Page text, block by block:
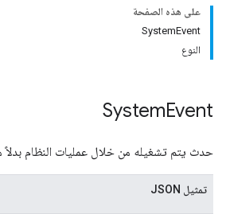
على هذه الصفحة
SystemEvent
النوع
SystemEvent
حدث يتم تشغيله من خلال عمليات النظام بدلاً
تمثيل JSON